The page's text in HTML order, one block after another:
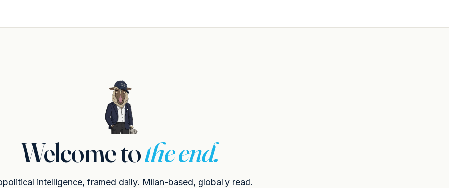
Welcome tothe end.
intelligence, framed daily. Milan-based, globally read.